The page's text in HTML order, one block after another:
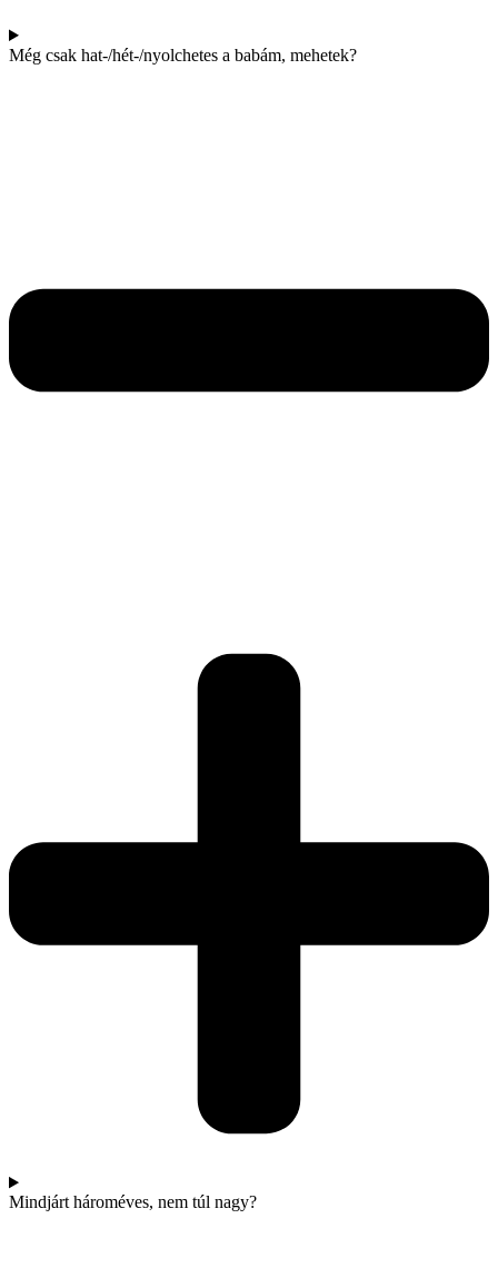
Még csak hat-/hét-/nyolchetes a babám, mehetek?
Mindjárt hároméves, nem túl nagy?